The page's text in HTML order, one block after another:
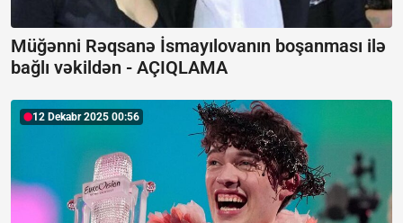
Müğənni Rəqsanə İsmayılovanın boşanması ilə
bağlı vəkildən - AÇIQLAMA
12 Dekabr 2025 00:56